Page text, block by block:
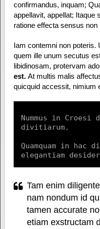
confirmandus, inquam;
appellavit, appellat; Itaque
ratione effecta sensus non
Iam contemni non poteris.
quem ille unum secutus
libidinosam, protervam
est.At multis malis
quicquid accessit, nimium
Nummus in
divitiarum.
Quamquam in hac
elegantiam
Tam enim
nam nondum id
tamen accurate
etiam exstructam